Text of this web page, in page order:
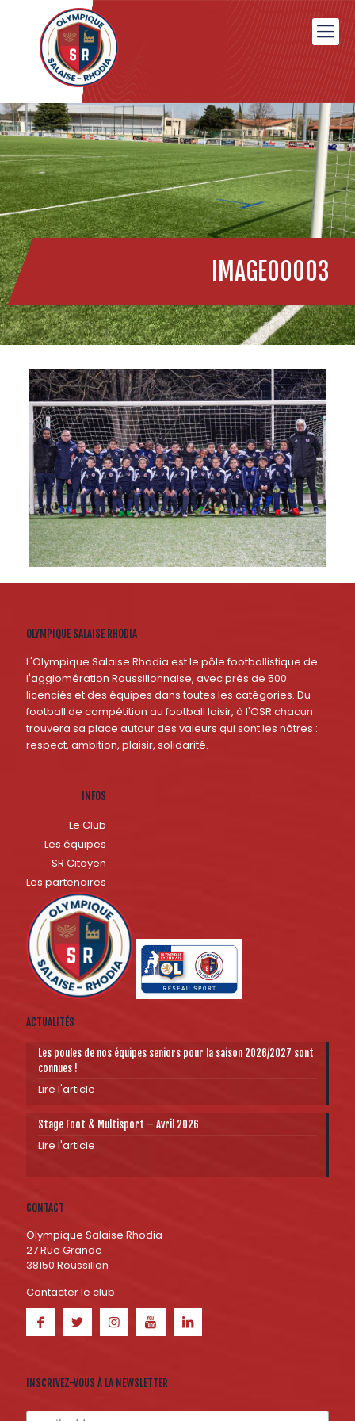
IMAGE00003
OLYMPIQUE SALAISE RHODIA
L'Olympique Salaise Rhodia est le pôle footballistique de
l'agglomération Roussillonnaise, avec près de 500
licenciés et des équipes dans toutes les catégories. Du
football de compétition au football loisir, à l'OSR chacun
trouvera sa place autour des valeurs qui sont les nôtres :
respect, ambition, plaisir, solidarité.
INFOS
Le Club
Les équipes
SR Citoyen
Les partenaires
ACTUALITÉS
Les poules de nos équipes seniors pour la saison 2026/2027 sont
connues !
Lire l'article
Stage Foot & Multisport – Avril 2026
Lire l'article
CONTACT
Olympique Salaise Rhodia
27 Rue Grande
38150 Roussillon
Contacter le club
INSCRIVEZ-VOUS À LA NEWSLETTER